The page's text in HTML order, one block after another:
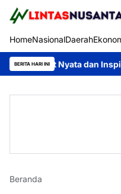
HomeNasionalDaerah
BERITA HARI INIdan Inspiratif Bagi
Beranda